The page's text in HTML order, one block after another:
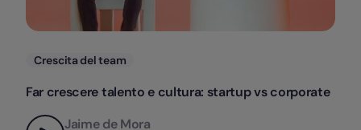
Categorie
Crescita del team
Far crescere talento e cultura: startup vs corporate
Jaime de Mora